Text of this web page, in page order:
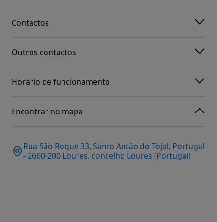
Contactos
Outros contactos
Horário de funcionamento
Encontrar no mapa
Rua São Roque 33, Santo Antão do Tojal, Portugal
- 2660-200 Loures, concelho Loures (Portugal)